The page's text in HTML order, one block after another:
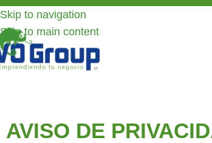
Skip to navigation
Skip to main content
AVISO DE